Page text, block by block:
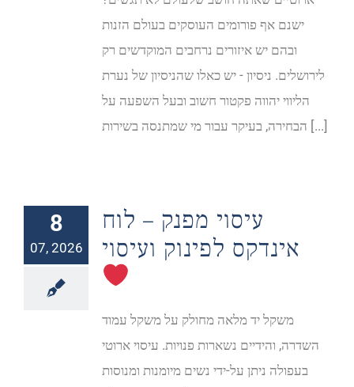
ישנם אף פורומים העוסקים בעולם הזנות
ובהם יש איזורים נרחבים המוקדשים רק
לירושלים. ניסיון - יש כאלו שהניסיון של נערת
הליווי יהווה פקטור חשוב ובעל השפעה על
הבחירה, בעיקר עבור מי שמתנסה בשירות [...]
8
07, 2026
עיסוי מפנק – לוח
אינדקס לפינוק ועיסוי
משקל יד מלאה מחולק על משקל עמוד
השדרה, והידיים נשארות פנויות. עיסוי ארוטי
בעפולה ניתן על-ידי נשים מיומנות ומנוסות